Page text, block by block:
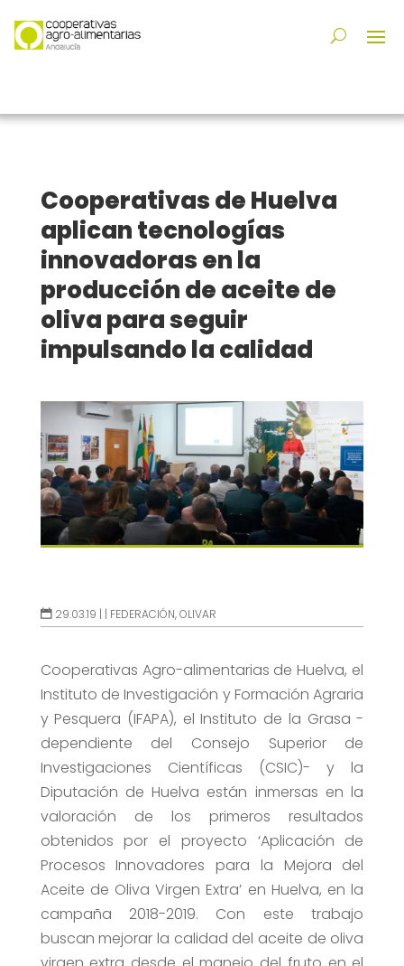
Cooperativas de Huelva
aplican tecnologías
innovadoras en la
producción de aceite de
oliva para seguir
impulsando la calidad
29.03.19 | | FEDERACIÓN,OLIVAR
Cooperativas Agro-alimentarias de Huelva, el
Instituto de Investigación y Formación Agraria
y Pesquera (IFAPA), el Instituto de la Grasa -
dependiente del Consejo Superior de
Investigaciones Científicas (CSIC)- y la
Diputación de Huelva están inmersas en la
valoración de los primeros resultados
obtenidos por el proyecto ‘Aplicación de
Procesos Innovadores para la Mejora del
Aceite de Oliva Virgen Extra’ en Huelva, en la
campaña 2018-2019. Con este trabajo
buscan mejorar la calidad del aceite de oliva